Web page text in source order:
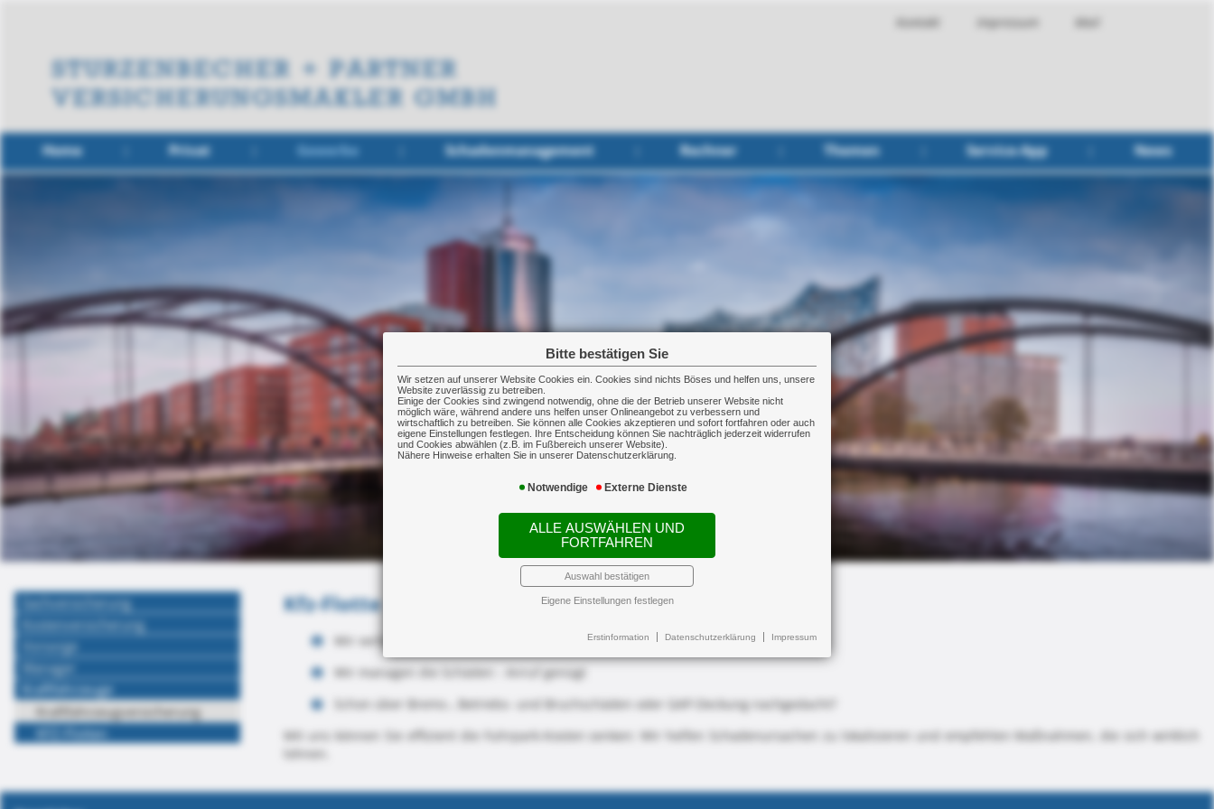
Bitte bestätigen Sie
Wir setzen auf unserer Website Cookies ein. Cookies sind nichts Böses und helfen uns, unsere
Website zuverlässig zu betreiben.
Einige der Cookies sind zwingend notwendig, ohne die der Betrieb unserer Website nicht
möglich wäre, während andere uns helfen unser Onlineangebot zu verbessern und
wirtschaftlich zu betreiben. Sie können alle Cookies akzeptieren und sofort fortfahren oder auch
eigene Einstellungen festlegen. Ihre Entscheidung können Sie nachträglich jederzeit widerrufen
und Cookies abwählen (z.B. im Fußbereich unserer Website).
Nähere Hinweise erhalten Sie in unserer Datenschutzerklärung.
Notwendige Externe Dienste
ALLE AUSWÄHLEN UND
FORTFAHREN
Auswahl bestätigen
Eigene Einstellungen festlegen
Erstinformation Datenschutzerklärung Impressum
Kontakt Impressum Mail
Home Privat Gewerbe Schadenmanagement Rechner Themen Service-App News
Sachversicherung
Kostenversicherung
Vorsorge
Manager
Kraftfahrzeuge
Kraftfahrzeugversicherung
KFZ-Flotten
Kfz-Flotte
Wir verhandeln mit den Versicherern günstige Prämien
Wir managen die Schäden - Anruf genügt
Schon über Brems-, Betriebs- und Bruchschäden oder GAP-Deckung nachgedacht?
Mit uns können Sie effizient die Fuhrpark-Kosten senken: Wir helfen Schadenursachen zu lokalisieren und empfehlen Maßnahmen, die sich wirklich
lohnen.